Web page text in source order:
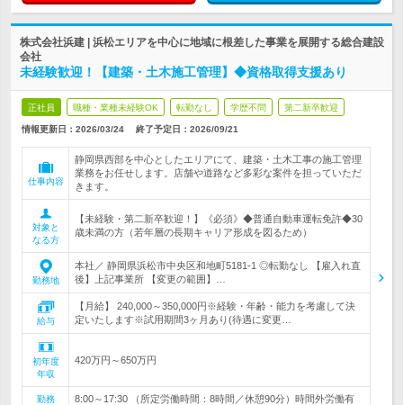
株式会社浜建 | 浜松エリアを中心に地域に根差した事業を展開する総合建設
会社
未経験歓迎！【建築・土木施工管理】◆資格取得支援あり
正社員 職種・業種未経験OK 転勤なし 学歴不問 第二新卒歓迎
情報更新日：2026/03/24 終了予定日： 2026/09/21
仕事内容
静岡県西部を中心としたエリアにて、建築・土木工事の施工管理
業務をお任せします。店舗や道路など多彩な案件を担っていただ
きます。
対象と
なる方
【未経験・第二新卒歓迎！】《必須》◆普通自動車運転免許◆30
歳未満の方（若年層の長期キャリア形成を図るため）
勤務地
本社／ 静岡県浜松市中央区和地町5181-1 ◎転勤なし 【雇入れ直
後】上記事業所 【変更の範囲】…
給与
【月給】 240,000～350,000円※経験・年齢・能力を考慮して決
定いたします※試用期間3ヶ月あり(待遇に変更…
初年度
年収
420万円～650万円
勤務
8:00～17:30 （所定労働時間：8時間／休憩90分）時間外労働有